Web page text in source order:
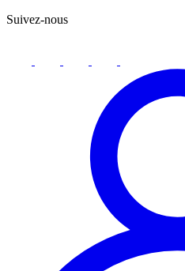
Suivez-nous